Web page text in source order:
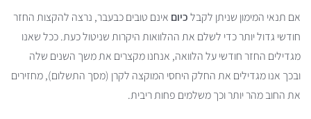
אם תנאי המימון שניתן לקבלכיום אינם טובים כבעבר, נרצה להקצות החזר
חודשי גדול יותר כדי לשלם את ההלוואות היקרות שניטול כעת. ככל שאנו
מגדילים החזר חודשי על הלוואה, אנחנו מקצרים את משך השנים שלה
ובכך אנו מגדילים את החלק היחסי המוקצה לקרן (מסך התשלום), מחזירים
את החוב מהר יותר וכך משלמים פחות ריבית.